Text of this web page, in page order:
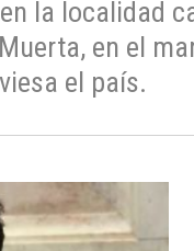
la localidad
en el
el país.